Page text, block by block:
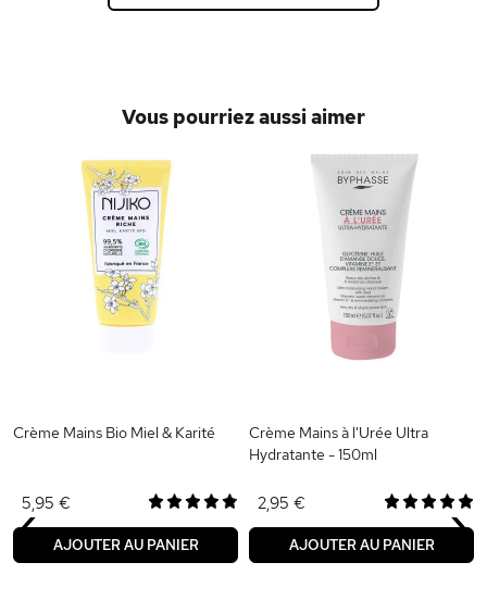
Vous pourriez aussi aimer
Crème Mains Bio Miel & Karité
5,95 €
AJOUTER AU PANIER
Crème Mains à l'Urée Ultra
Hydratante - 150ml
2,95 €
AJOUTER AU PANIER
‹ ›